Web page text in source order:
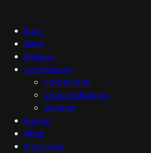
Start
News
Reviews
Live Reviews
Vorberichte
Veranstaltungen
Galerien
Bücher
Filme
Interviews